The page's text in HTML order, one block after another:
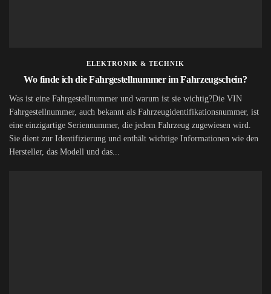
ELEKTRONIK & TECHNIK
Wo finde ich die Fahrgestellnummer im Fahrzeugschein?
Was ist eine Fahrgestellnummer und warum ist sie wichtig?Die VIN
Fahrgestellnummer, auch bekannt als Fahrzeugidentifikationsnummer, ist
eine einzigartige Seriennummer, die jedem Fahrzeug zugewiesen wird.
Sie dient zur Identifizierung und enthält wichtige Informationen wie den
Hersteller, das Modell und das...